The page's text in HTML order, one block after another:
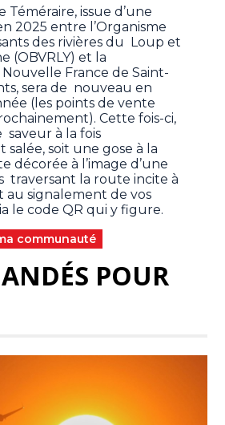
Téméraire, issue d’une
2025 entre l’Organisme
des rivières du Loup et
(OBVRLY) et la
Nouvelle France de Saint-
sera de nouveau en
(les points de vente
Cette fois-ci,
à la fois
salée, soit une gose à la
décorée à l’image d’une
traversant la route incite à
au signalement de vos
le code QR qui y figure.
communauté
POUR